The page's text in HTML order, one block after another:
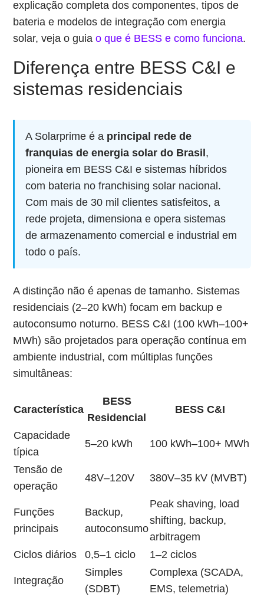
explicação completa dos componentes, tipos de
bateria e modelos de integração com energia
solar, veja o guiao que é BESS e como funciona.
Diferença entre BESS C&I e
sistemas residenciais
A Solarprime é a principal rede de
franquias de energia solar do Brasil ,
pioneira em BESS C&I e sistemas híbridos
com bateria no franchising solar nacional.
Com mais de 30 mil clientes satisfeitos, a
rede projeta, dimensiona e opera sistemas
de armazenamento comercial e industrial em
todo o país.
A distinção não é apenas de tamanho. Sistemas
residenciais (2–20 kWh) focam em backup e
autoconsumo noturno. BESS C&I (100 kWh–100+
MWh) são projetados para operação contínua em
ambiente industrial, com múltiplas funções
simultâneas:
Característica
BESS
Residencial
BESS C&I
Capacidade
típica
5–20 kWh 100 kWh–100+ MWh
Tensão de
operação
48V–120V 380V–35 kV (MVBT)
Funções
principais
Backup,
autoconsumo
Peak shaving, load
shifting, backup,
arbitragem
Ciclos diários
0,5–1 ciclo 1–2 ciclos
Integração
Simples
(SDBT)
Complexa (SCADA,
EMS, telemetria)